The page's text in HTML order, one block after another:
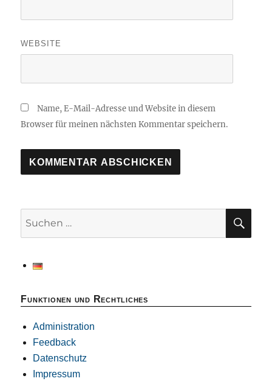
WEBSITE
Name, E-Mail-Adresse und Website in diesem
Browser für meinen nächsten Kommentar speichern.
Funktionen und Rechtliches
Administration
Feedback
Datenschutz
Impressum